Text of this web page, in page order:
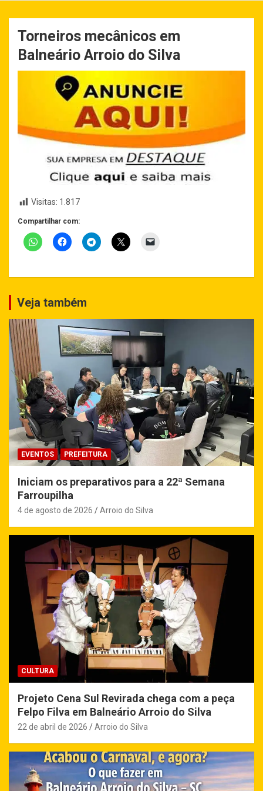
Torneiros mecânicos em
Balneário Arroio do Silva
Visitas: 1.817
Compartilhar com:
Veja também
EVENTOS PREFEITURA
Iniciam os preparativos para a 22ª Semana
Farroupilha
4 de agosto de 2026 Arroio do Silva
CULTURA
Projeto Cena Sul Revirada chega com a peça
Felpo Filva em Balneário Arroio do Silva
22 de abril de 2026 Arroio do Silva